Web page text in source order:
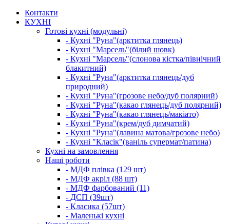
Контакти
КУХНІ
Готові кухні (модульні)
- Кухні "Руна"(арктитка глянець)
- Кухні "Марсель"(білий шовк)
- Кухні "Марсель"(слонова кістка/північний
блакитний)
- Кухні "Руна"(арктитка глянець/дуб
природний)
- Кухні "Руна"(грозове небо/дуб полярний)
- Кухні "Руна"(какао глянець/дуб полярний)
- Кухні "Руна"(какао глянець/макіато)
- Кухні "Руна"(крем/дуб димчатий)
- Кухні "Руна"(лавина матова/грозове небо)
- Кухні "Класік"(ваніль супермат/патина)
Кухні на замовлення
Наші роботи
- МДФ плівка (129 шт)
- МДФ акріл (88 шт)
- МДФ фарбований (11)
- ДСП (39шт)
- Класика (57шт)
- Маленькі кухні